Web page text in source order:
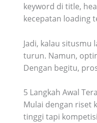
keyword di title,
kecepatan loading
Jadi, kalau situsmu
turun. Namun,
Dengan begitu,
5 Langkah Awal
Mulai dengan riset
tinggi tapi